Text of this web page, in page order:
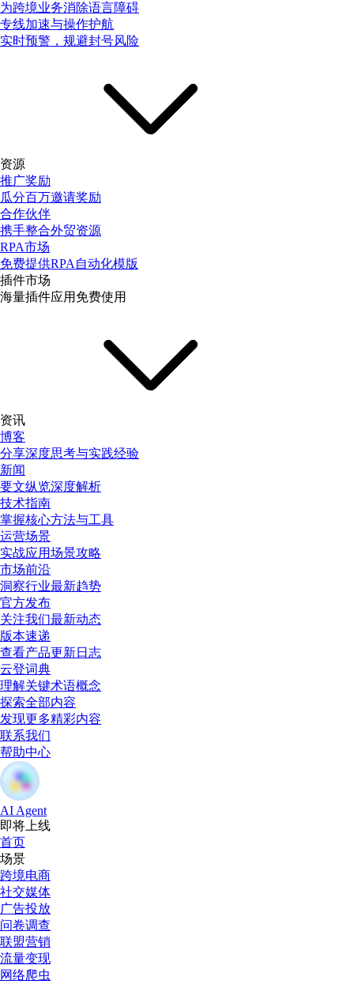
为跨境业务消除语言障碍
专线加速与操作护航
实时预警，规避封号风险
资源
推广奖励
瓜分百万邀请奖励
合作伙伴
携手整合外贸资源
RPA市场
免费提供RPA自动化模版
插件市场
海量插件应用免费使用
资讯
博客
分享深度思考与实践经验
新闻
要文纵览深度解析
技术指南
掌握核心方法与工具
运营场景
实战应用场景攻略
市场前沿
洞察行业最新趋势
官方发布
关注我们最新动态
版本速递
查看产品更新日志
云登词典
理解关键术语概念
探索全部内容
发现更多精彩内容
联系我们
帮助中心
AI Agent
即将上线
首页
场景
跨境电商
社交媒体
广告投放
问卷调查
联盟营销
流量变现
网络爬虫